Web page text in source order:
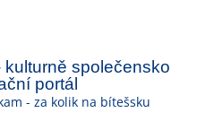
kulturně společensko
portál
- za kolik na bítešsku